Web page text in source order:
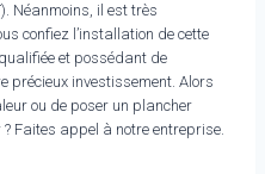
Néanmoins, il est très
confiez l’installation de cette
et possédant de
précieux investissement. Alors
ou de poser un plancher
Faites appel à notre entreprise.